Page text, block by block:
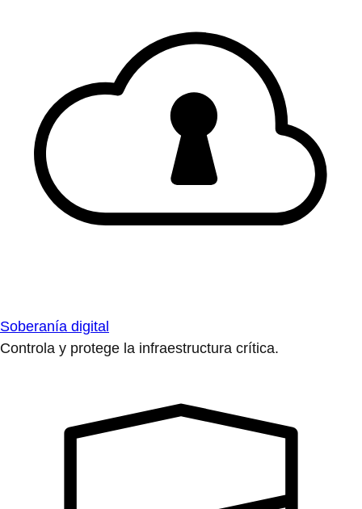
Soberanía digital
Controla y protege la infraestructura crítica.